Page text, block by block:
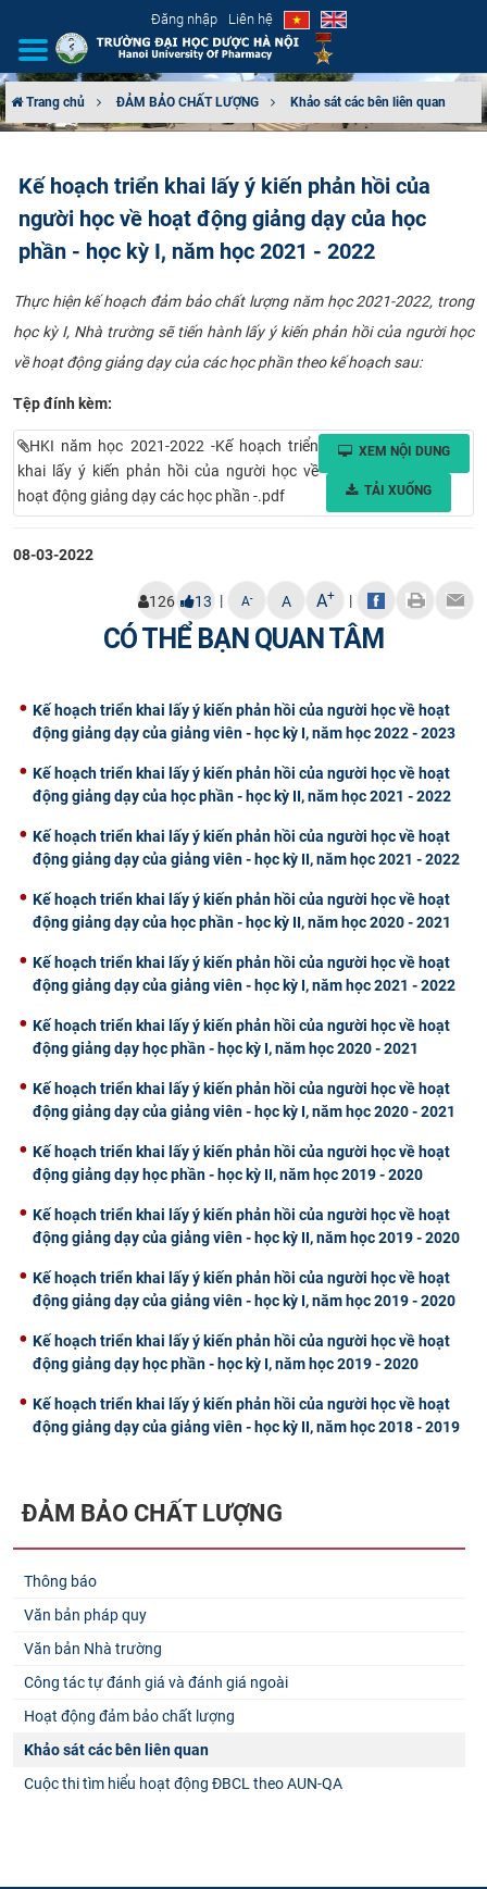
Đăng nhập Liên hệ
CƠ CẤU TỔ CHỨC
TUYỂN SINH
ĐÀO TẠO
ĐẢM BẢO CHẤT LƯỢNG
KHOA HỌC CÔNG NGHỆ
HTQT
CỰU NGƯỜI HỌC
Trang chủ ĐẢM BẢO CHẤT LƯỢNG Khảo sát các bên liên quan
Kế hoạch triển khai lấy ý kiến phản hồi của
người học về hoạt động giảng dạy của học
phần - học kỳ I, năm học 2021 - 2022
Thực hiện kế hoạch đảm bảo chất lượng năm học 2021-2022, trong
học kỳ I, Nhà trường sẽ tiến hành lấy ý kiến phản hồi của người học
về hoạt động giảng dạy của các học phần​​ theo kế hoạch sau:
Tệp đính kèm:
HKI năm học 2021-2022 -Kế hoạch triển
khai lấy ý kiến phản hồi của người học về
hoạt động giảng dạy các học phần -.pdf
XEM NỘI DUNG
TẢI XUỐNG
08-03-2022
126 13 | A- A A+ |
CÓ THỂ BẠN QUAN TÂM
Kế hoạch triển khai lấy ý kiến phản hồi của người học về hoạt
động giảng dạy của giảng viên - học kỳ I, năm học 2022 - 2023
Kế hoạch triển khai lấy ý kiến phản hồi của người học về hoạt
động giảng dạy của học phần - học kỳ II, năm học 2021 - 2022
Kế hoạch triển khai lấy ý kiến phản hồi của người học về hoạt
động giảng dạy của giảng viên - học kỳ II, năm học 2021 - 2022
Kế hoạch triển khai lấy ý kiến phản hồi của người học về hoạt
động giảng dạy của học phần - học kỳ II, năm học 2020 - 2021
Kế hoạch triển khai lấy ý kiến phản hồi của người học về hoạt
động giảng dạy của giảng viên - học kỳ I, năm học 2021 - 2022
Kế hoạch triển khai lấy ý kiến phản hồi của người học về hoạt
động giảng dạy học phần - học kỳ I, năm học 2020 - 2021
Kế hoạch triển khai lấy ý kiến phản hồi của người học về hoạt
động giảng dạy của giảng viên - học kỳ I, năm học 2020 - 2021
Kế hoạch triển khai lấy ý kiến phản hồi của người học về hoạt
động giảng dạy học phần - học kỳ II, năm học 2019 - 2020
Kế hoạch triển khai lấy ý kiến phản hồi của người học về hoạt
động giảng dạy của giảng viên - học kỳ II, năm học 2019 - 2020
Kế hoạch triển khai lấy ý kiến phản hồi của người học về hoạt
động giảng dạy của giảng viên - học kỳ I, năm học 2019 - 2020
Kế hoạch triển khai lấy ý kiến phản hồi của người học về hoạt
động giảng dạy học phần - học kỳ I, năm học 2019 - 2020
Kế hoạch triển khai lấy ý kiến phản hồi của người học về hoạt
động giảng dạy của giảng viên - học kỳ II, năm học 2018 - 2019
ĐẢM BẢO CHẤT LƯỢNG
Thông báo
Văn bản pháp quy
Văn bản Nhà trường
Công tác tự đánh giá và đánh giá ngoài
Hoạt động đảm bảo chất lượng
Khảo sát các bên liên quan
Cuộc thi tìm hiểu hoạt động ĐBCL theo AUN-QA